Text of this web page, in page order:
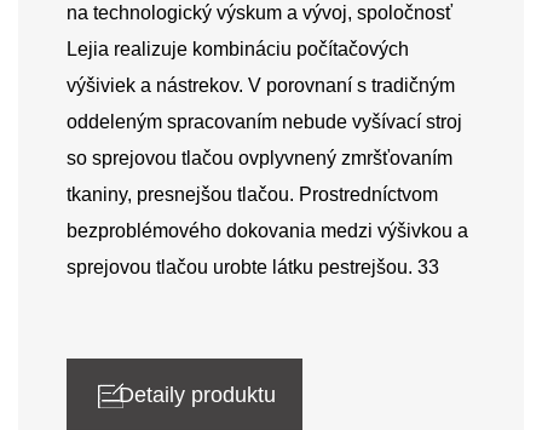
na technologický výskum a vývoj, spoločnosť
Lejia realizuje kombináciu počítačových
výšiviek a nástrekov. V porovnaní s tradičným
oddeleným spracovaním nebude vyšívací stroj
so sprejovou tlačou ovplyvnený zmršťovaním
tkaniny, presnejšou tlačou. Prostredníctvom
bezproblémového dokovania medzi výšivkou a
sprejovou tlačou urobte látku pestrejšou. 33
Detaily produktu